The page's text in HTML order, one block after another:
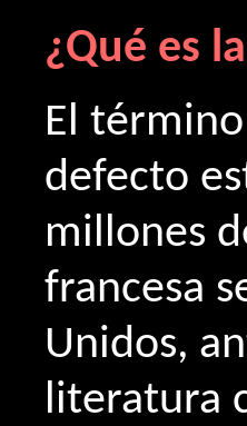
¿Qué es
El
defecto
millones
francesa
Unidos,
literatura